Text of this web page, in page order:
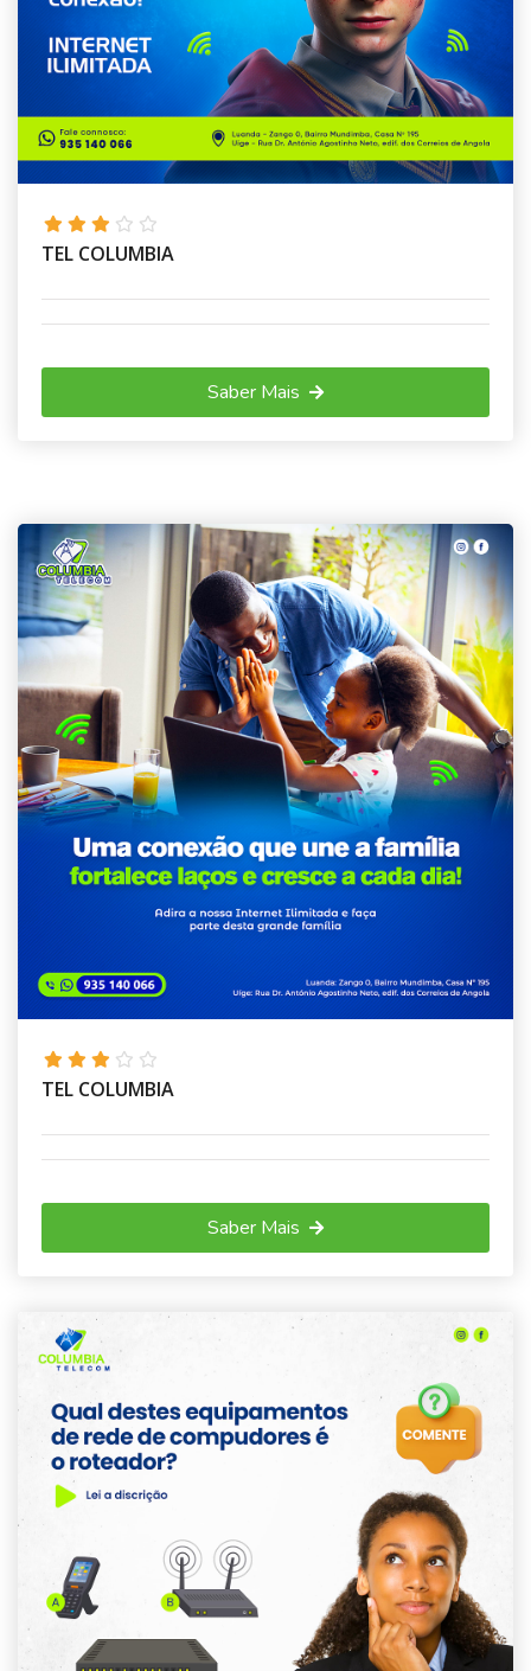
TEL COLUMBIA
Saber Mais
TEL COLUMBIA
Saber Mais